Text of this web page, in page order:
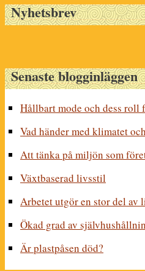
Nyhetsbrev
Senaste blogginläggen
Hållbart mode och dess
Vad händer med klimatet
Att tänka på miljön som
Växtbaserad livsstil
Arbetet utgör en stor del av
Ökad grad av
Är plastpåsen död?